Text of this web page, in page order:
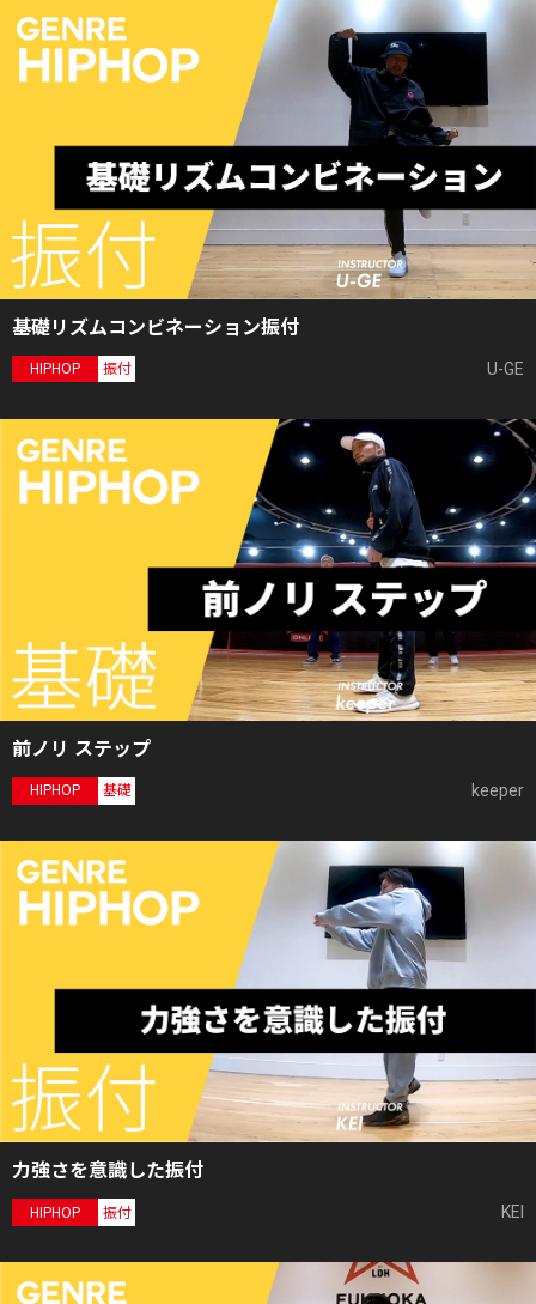
基礎リズムコンビネーション振付
HIPHOP 振付 U-GE
前ノリ ステップ
HIPHOP 基礎 keeper
力強さを意識した振付
HIPHOP 振付 KEI